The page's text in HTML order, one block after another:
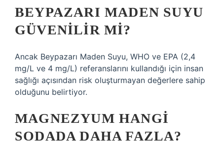
BEYPAZARI MADEN SUYU
GÜVENILIR MI?
Ancak Beypazarı Maden Suyu, WHO ve EPA (2,4
mg/L ve 4 mg/L) referanslarını kullandığı için insan
sağlığı açısından risk oluşturmayan değerlere sahip
olduğunu belirtiyor.
MAGNEZYUM HANGI
SODADA DAHA FAZLA?